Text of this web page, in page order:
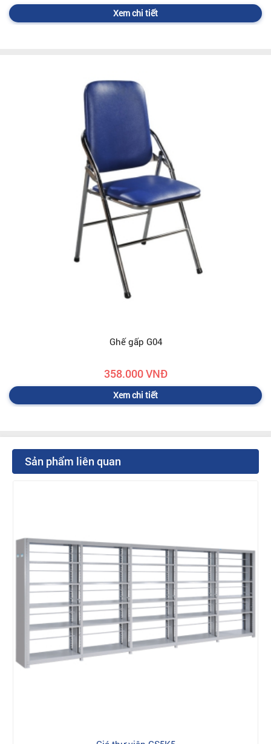
Xem chi tiết
Ghế gấp G04
358.000 VNĐ
Xem chi tiết
Sản phẩm liên quan